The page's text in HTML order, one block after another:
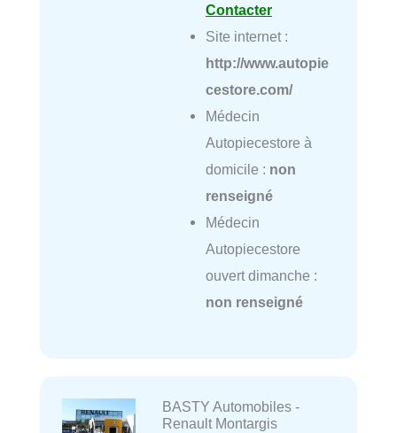
Contacter
Site internet :
http://www.autopie
cestore.com/
Médecin
Autopiecestore à
domicile : non
renseigné
Médecin
Autopiecestore
ouvert dimanche :
non renseigné
BASTY Automobiles -
Renault Montargis